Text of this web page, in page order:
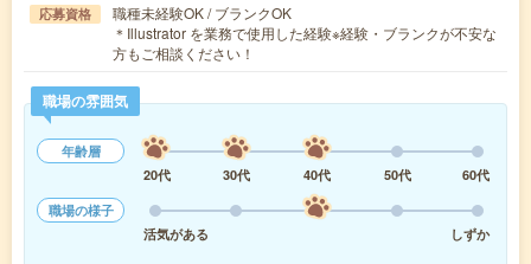
応募資格
職種未経験OK / ブランクOK
＊Illustrator を業務で使用した経験※経験・ブランクが不安な
方もご相談ください！
職場の雰囲気
年齢層
20代
30代 40代 50代
60代
職場の様子
活気がある
しずか